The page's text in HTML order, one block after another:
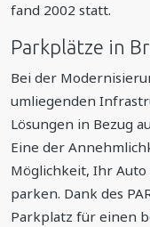
fand 2002 statt.
Parkplätze in
Bei der
umliegenden
Lösungen in Bezug
Eine der
Möglichkeit, Ihr
parken. Dank des
Parkplatz für einen